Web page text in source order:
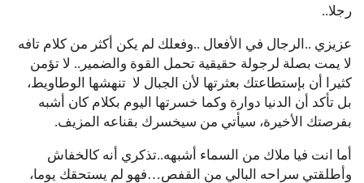
رجلا..
عزيزي ..الرجال في الأفعال ..وفعلك لم يكن أكثر من كلام تافه
لا يمت بصلة لرجولة حقيقية تحمل القوة والضمير.. لا تؤمن
كثيرا أن بإستطاعتك بعثرتها لأن الجبال لا تنهشها الوطاويط،
بل تأكد أن الدنيا دوارة وكما خسرتها اليوم بكلام كان أشبه
بفرصتك الأخيرة، سيأتي من سيخسرك بقناعه المزيف.
أما انت فيا ملاك من السماء أشبهه..تذكري أنه كالخفاش
وأطلقتي سراحه البالي من القفص…فهو لم يستحقك يوما،